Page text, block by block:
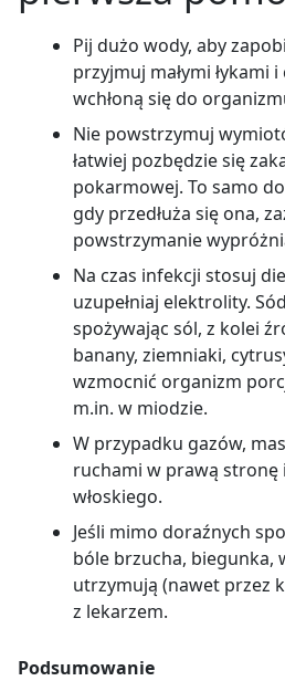
Pij dużo wody, aby
przyjmuj małymi łykami
wchłoną się do
Nie powstrzymuj
łatwiej pozbędzie się
pokarmowej. To samo
gdy przedłuża się ona,
powstrzymanie
Na czas infekcji stosuj
uzupełniaj elektrolity.
spożywając sól, z kolei
banany, ziemniaki,
wzmocnić organizm
m.in. w miodzie.
W przypadku gazów,
ruchami w prawą
włoskiego.
Jeśli mimo doraźnych
bóle brzucha, biegunka,
utrzymują (nawet przez
z lekarzem.
Podsumowanie